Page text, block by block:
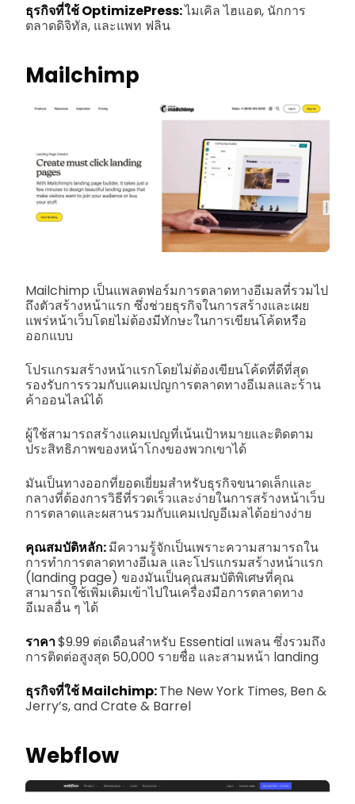
ธุรกิจที่ใช้ OptimizePress:ไมเคิล ไฮแอต, นักการ
ตลาดดิจิทัล, และแพท ฟลิน
Mailchimp
Mailchimp เป็นแพลตฟอร์มการตลาดทางอีเมลที่รวมไป
ถึงตัวสร้างหน้าแรก ซึ่งช่วยธุรกิจในการสร้างและเผย
แพร่หน้าเว็บโดยไม่ต้องมีทักษะในการเขียนโค้ดหรือ
ออกแบบ
โปรแกรมสร้างหน้าแรกโดยไม่ต้องเขียนโค้ดที่ดีที่สุด
รองรับการรวมกับแคมเปญการตลาดทางอีเมลและร้าน
ค้าออนไลน์ได้
ผู้ใช้สามารถสร้างแคมเปญที่เน้นเป้าหมายและติดตาม
ประสิทธิภาพของหน้าโกงของพวกเขาได้
มันเป็นทางออกที่ยอดเยี่ยมสำหรับธุรกิจขนาดเล็กและ
กลางที่ต้องการวิธีที่รวดเร็วและง่ายในการสร้างหน้าเว็บ
การตลาดและผสานรวมกับแคมเปญอีเมลได้อย่างง่าย
คุณสมบัติหลัก:มีความรู้จักเป็นเพราะความสามารถใน
การทำการตลาดทางอีเมล และโปรแกรมสร้างหน้าแรก
(landing page) ของมันเป็นคุณสมบัติพิเศษที่คุณ
สามารถใช้เพิ่มเติมเข้าไปในเครื่องมือการตลาดทาง
อีเมลอื่น ๆ ได้
ราคา$9.99 ต่อเดือนสำหรับ Essential แพลน ซึ่งรวมถึง
การติดต่อสูงสุด 50,000 รายชื่อ และสามหน้า landing
ธุรกิจที่ใช้ Mailchimp:The New York Times, Ben &
Jerry’s, and Crate & Barrel
Webflow